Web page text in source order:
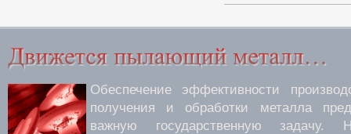
Обеспечение эффективности
получения и обработки металла
важную государственную